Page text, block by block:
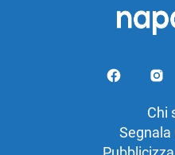
Chi
Segnala